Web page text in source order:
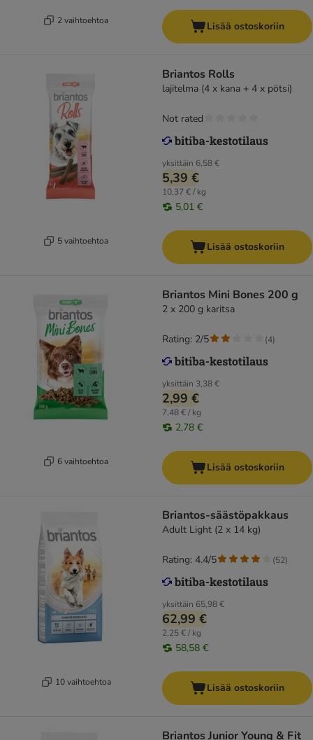
2 vaihtoehtoa Lisää ostoskoriin
5 vaihtoehtoa
Briantos Rolls
lajitelma (4 x kana + 4 x pötsi)
yksittäin 6,58 €
5,39 €
10,37 € / kg
5,01 €
Not rated
Lisää ostoskoriin
6 vaihtoehtoa
Briantos Mini Bones 200 g
2 x 200 g karitsa
yksittäin 3,38 €
2,99 €
7,48 € / kg
2,78 €
Rating: 2/5 (4)
Lisää ostoskoriin
10 vaihtoehtoa
Briantos-säästöpakkaus
Adult Light (2 x 14 kg)
yksittäin 65,98 €
62,99 €
2,25 € / kg
58,58 €
Rating: 4.4/5 (52)
Lisää ostoskoriin
Briantos Junior Young & Fit